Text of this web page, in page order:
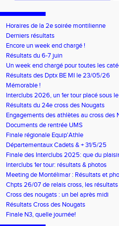
Horaires de la 2e soirée montilienne
Derniers résultats
Encore un week end chargé !
Résultats du 6-7 juin
Un week end chargé pour toutes les
Résultats des Dptx BE MI le 23/05/26
Mémorable !
Interclubs 2026, un 1er tour placé sous
Résultats du 24e cross des Nougats
Engagements des athlètes au cross des
Documents de rentrée UMS
Finale régionale Equip'Athle
Départementaux Cadets & + 31/5/25
Finale des Interclubs 2025: que du plaisir
Interclubs 1er tour: résultats & photos
Meeting de Montélimar : Résultats et
Chpts 26/07 de relais cross, les résultats
Cross des nougats : un bel après midi
Résultats Cross des Nougats
Finale N3, quelle journée!